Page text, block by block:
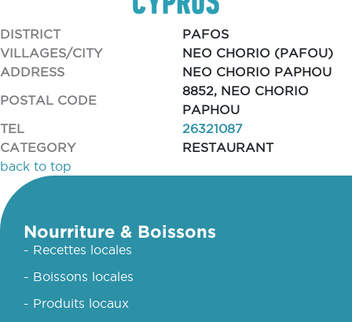
DISTRICT
PAFOS
VILLAGES/CITY
NEO CHORIO (PAFOU)
ADDRESS
NEO CHORIO PAPHOU
POSTAL CODE
8852, NEO CHORIO
PAPHOU
TEL
26321087
CATEGORY
RESTAURANT
back to top
Nourriture & Boissons
- Recettes locales
- Boissons locales
- Produits locaux